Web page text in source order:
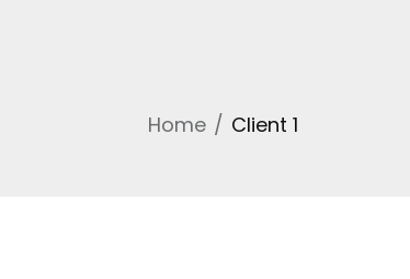
Home Client 1